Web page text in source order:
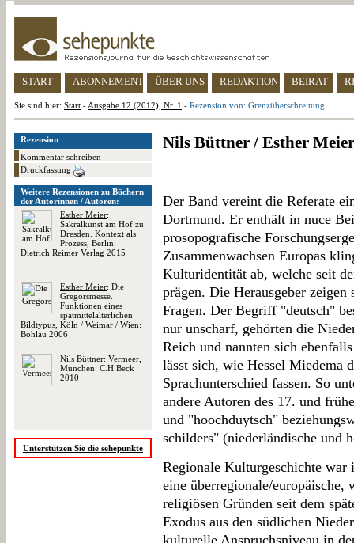
START ABONNEMENT ÜBER UNS REDAKTION BEIRAT
Sie sind hier: Start - Ausgabe 12 (2012), Nr. 1 - Rezension von: Grenzüberschreitung
Rezension
Kommentar schreiben
Druckfassung
Weitere Rezensionen zu Büchern
der Autorinnen / Autoren:
Esther Meier:
Sakralkunst am Hof zu
Dresden. Kontext als
Prozess, Berlin:
Dietrich Reimer Verlag 2015
Esther Meier: Die
Gregorsmesse.
Funktionen eines
spätmittelalterlichen
Bildtypus, Köln / Weimar / Wien:
Böhlau 2006
Nils Büttner: Vermeer,
München: C.H.Beck
2010
Unterstützen Sie die sehepunkte
Nils Büttner / Esther
Der Band vereint die Referate
Dortmund. Er enthält in nuce
prosopografische
Zusammenwachsen Europas
Kulturidentität ab, welche seit
prägen. Die Herausgeber
Fragen. Der Begriff "deutsch"
nur unscharf, gehörten die
Reich und nannten sich
lässt sich, wie Hessel Miedema
Sprachunterschied fassen. So
andere Autoren des 17. und
und "hoochduytsch"
schilders" (niederländische und
Regionale Kulturgeschichte
eine überregionale/europäische,
religiösen Gründen seit dem
Exodus aus den südlichen
kulturelle Anspruchsniveau in